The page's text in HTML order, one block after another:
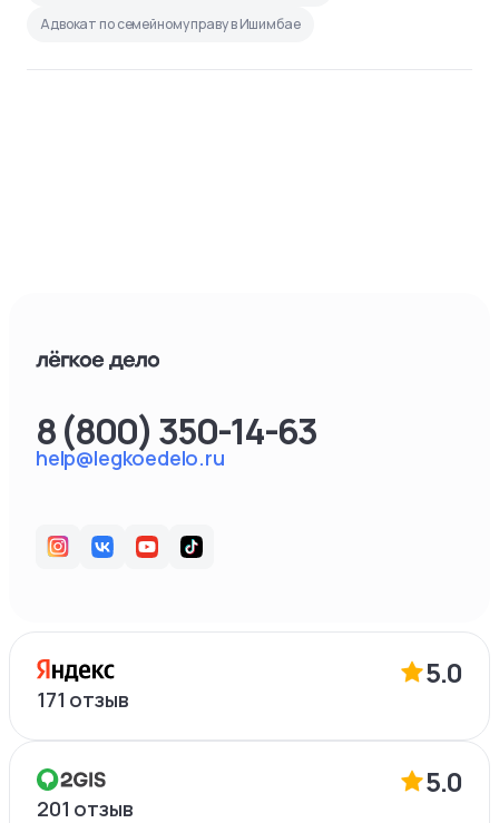
Адвокат по семейному праву в Ишимбае
help@legkoedelo.ru
8 (800) 350-14-63
5.0
171 отзыв
5.0
201 отзыв